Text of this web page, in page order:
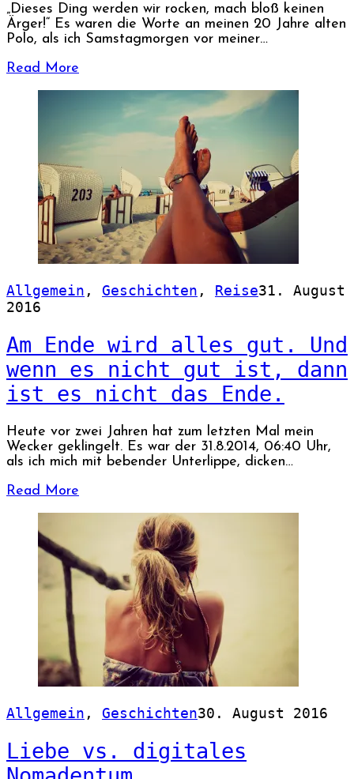
„Dieses Ding werden wir rocken, mach bloß keinen
Ärger!“ Es waren die Worte an meinen 20 Jahre alten
Polo, als ich Samstagmorgen vor meiner…
Read More
Allgemein , Geschichten , Reise31. August
2016
Am Ende wird alles gut. Und
wenn es nicht gut ist, dann
ist es nicht das Ende.
Heute vor zwei Jahren hat zum letzten Mal mein
Wecker geklingelt. Es war der 31.8.2014, 06:40 Uhr,
als ich mich mit bebender Unterlippe, dicken…
Read More
Allgemein , Geschichten30. August 2016
Liebe vs. digitales